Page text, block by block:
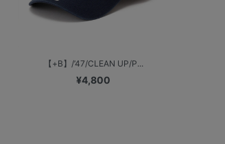
【+B】/’47/CLEAN UP/P...
¥4,800